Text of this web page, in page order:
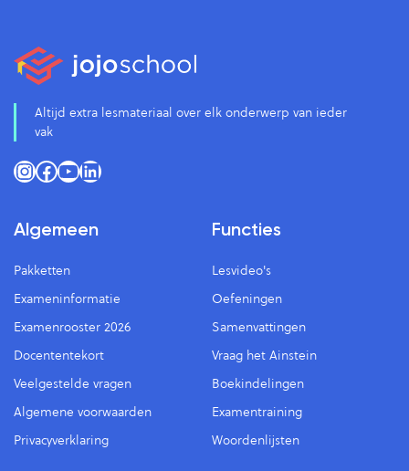
Altijd extra lesmateriaal over elk onderwerp van ieder
vak
Instagram
Facebook
YouTube
LinkedIn
Algemeen
Pakketten
Exameninformatie
Examenrooster 2026
Docententekort
Veelgestelde vragen
Algemene voorwaarden
Privacyverklaring
Functies
Lesvideo's
Oefeningen
Samenvattingen
Vraag het Ainstein
Boekindelingen
Examentraining
Woordenlijsten